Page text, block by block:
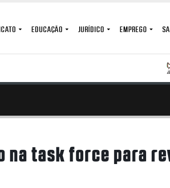
EDUCAÇÃO JURÍDICO EMPREGO
na task force para